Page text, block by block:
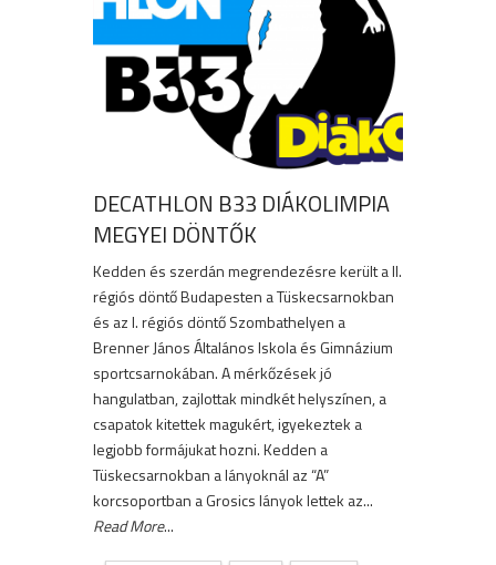
DECATHLON B33 DIÁKOLIMPIA
MEGYEI DÖNTŐK
Kedden és szerdán megrendezésre került a II.
régiós döntő Budapesten a Tüskecsarnokban
és az I. régiós döntő Szombathelyen a
Brenner János Általános Iskola és Gimnázium
sportcsarnokában. A mérkőzések jó
hangulatban, zajlottak mindkét helyszínen, a
csapatok kitettek magukért, igyekeztek a
legjobb formájukat hozni. Kedden a
Tüskecsarnokban a lányoknál az “A”
korcsoportban a Grosics lányok lettek az...
Read More...